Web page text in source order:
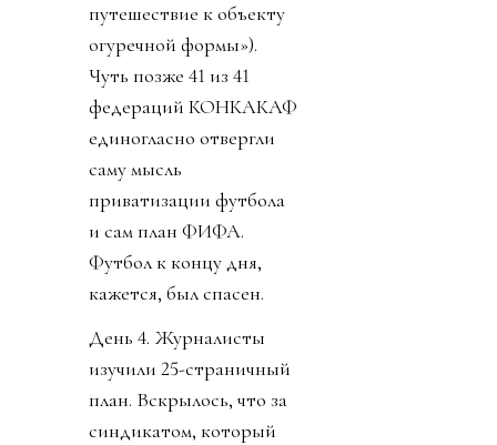
путешествие к объекту
огуречной формы»).
Чуть позже 41 из 41
федераций КОНКАКАФ
единогласно отвергли
саму мысль
приватизации футбола
и сам план ФИФА.
Футбол к концу дня,
кажется, был спасен.
День 4. Журналисты
изучили 25-страничный
план. Вскрылось, что за
синдикатом, который